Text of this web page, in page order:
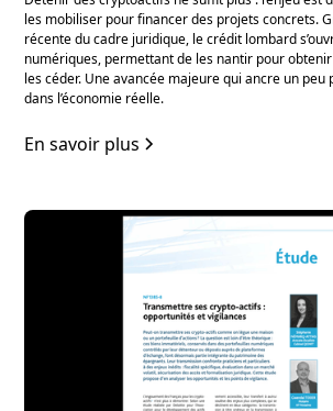
les mobiliser pour financer des projets concrets.
récente du cadre juridique, le crédit lombard
numériques, permettant de les nantir pour
les céder. Une avancée majeure qui ancre un
dans l’économie réelle.
En savoir plus